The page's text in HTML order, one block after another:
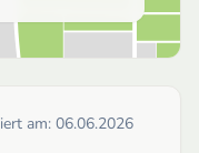
am: 06.06.2026